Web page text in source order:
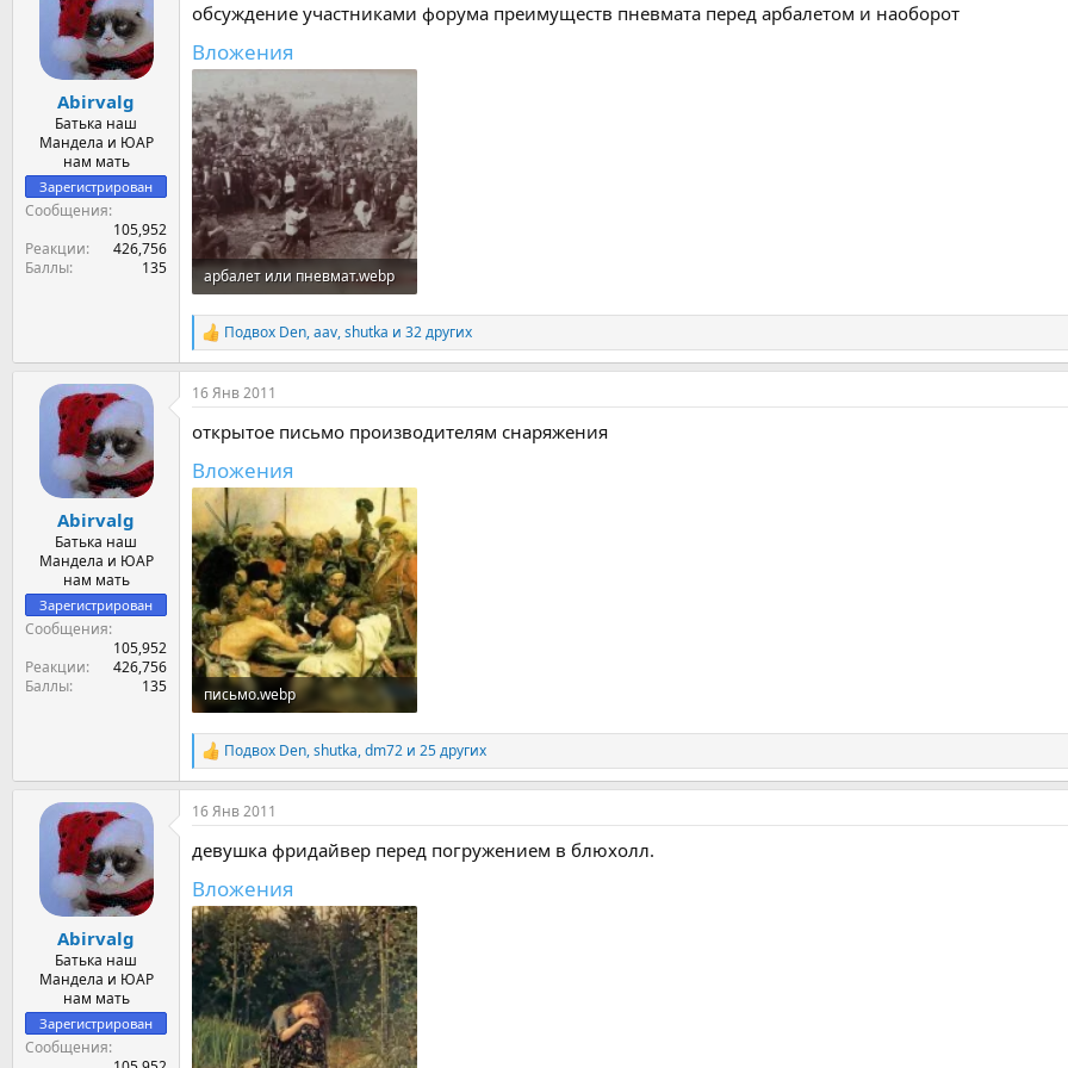
и
:
Abirvalg
Батька наш
Мандела и ЮАР
нам мать
Зарегистрирован
Сообщения
105,952
Реакции
426,756
Баллы
135
обсуждение участниками форума преимуществ пневмата перед арбалетом и наоборот
Вложения
арбалет или пневмат.webp
95 KB · Просмотры: 218
Р
е
а
к
и
:
Подвох Den,aav,shutka и 32 других
Abirvalg
Батька наш
Мандела и ЮАР
нам мать
Зарегистрирован
Сообщения
105,952
Реакции
426,756
Баллы
135
16 Янв 2011
открытое письмо производителям снаряжения
Вложения
письмо.webp
63.1 KB · Просмотры: 85
Р
е
а
к
и
:
Подвох Den,shutka,dm72 и 25 других
Abirvalg
Батька наш
Мандела и ЮАР
нам мать
Зарегистрирован
Сообщения
16 Янв 2011
девушка фридайвер перед погружением в блюхолл.
Вложения